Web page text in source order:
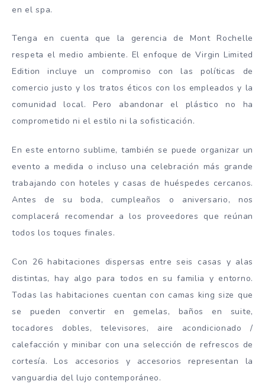
en el spa.
Tenga en cuenta que la gerencia de Mont Rochelle
respeta el medio ambiente. El enfoque de Virgin Limited
Edition incluye un compromiso con las políticas de
comercio justo y los tratos éticos con los empleados y la
comunidad local. Pero abandonar el plástico no ha
comprometido ni el estilo ni la sofisticación.
En este entorno sublime, también se puede organizar un
evento a medida o incluso una celebración más grande
trabajando con hoteles y casas de huéspedes cercanos.
Antes de su boda, cumpleaños o aniversario, nos
complacerá recomendar a los proveedores que reúnan
todos los toques finales.
Con 26 habitaciones dispersas entre seis casas y alas
distintas, hay algo para todos en su familia y entorno.
Todas las habitaciones cuentan con camas king size que
se pueden convertir en gemelas, baños en suite,
tocadores dobles, televisores, aire acondicionado /
calefacción y minibar con una selección de refrescos de
cortesía. Los accesorios y accesorios representan la
vanguardia del lujo contemporáneo.